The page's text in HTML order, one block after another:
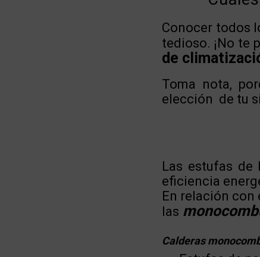
Conocer todos
tedioso. ¡No te
de
Toma nota,
elección de tu
Las estufas
eficiencia
En relación
las
Calderas